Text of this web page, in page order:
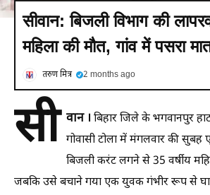
सीवान: बिजली विभाग की
महिला की मौत, गांव में पसरा
तरुण मित्र 2 months ago
सी वान । बिहार जिले के भगवानपुर हाट
गोवासी टोला में मंगलवार की सुबह
बिजली करंट लगने से 35 वर्षीय
जबकि उसे बचाने गया एक युवक गंभीर रूप से